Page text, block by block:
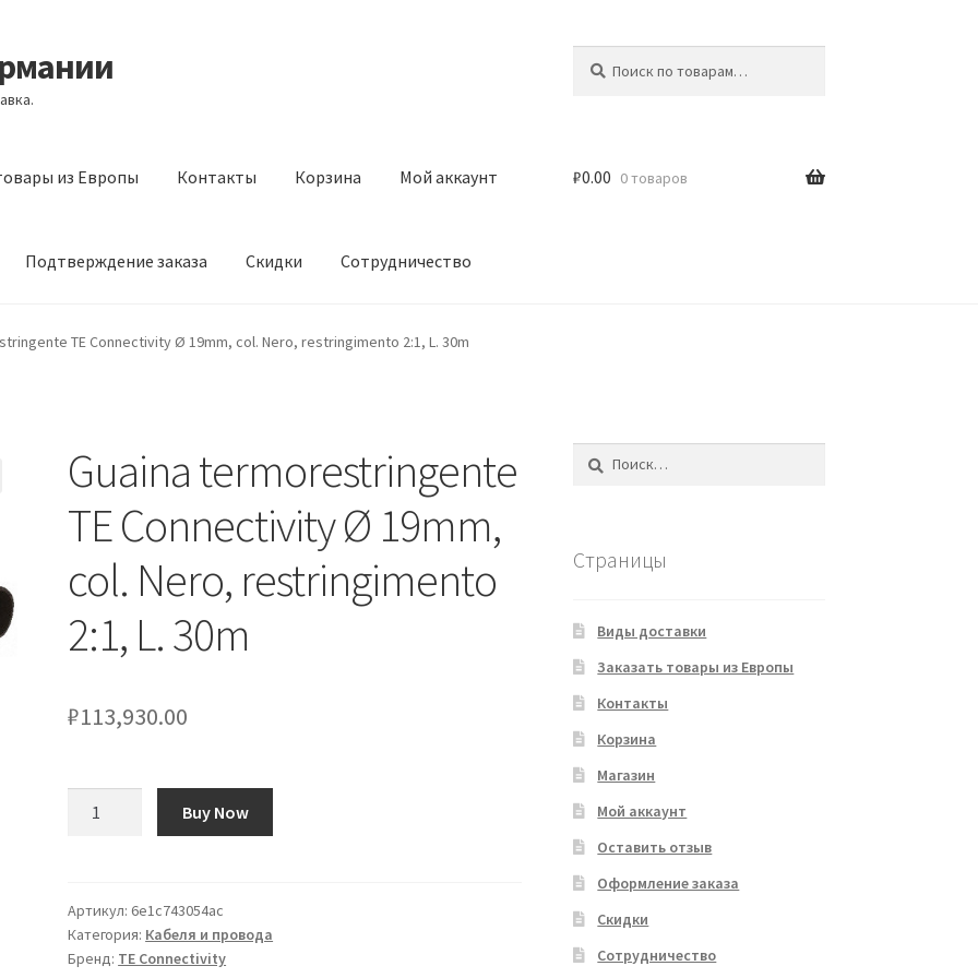
из Европы Контакты Корзина Мой аккаунт
Подтверждение заказа Скидки Сотрудничество
Контакты Корзина Мой аккаунт Оставить отзыв
₽0.00 0 товаров
TE Connectivity Ø 19mm, col. Nero, restringimento 2:1, L. 30m
Guaina termorestringente
TE Connectivity Ø 19mm,
col. Nero, restringimento
2:1, L. 30m
₽113,930.00
TE
Connectivity
Ø
Buy Now
Артикул: 6e1c743054ac
Категория: Кабеля и провода
Бренд: TE Connectivity
Страницы
Виды доставки
Заказать товары из Европы
Контакты
Корзина
Магазин
Мой аккаунт
Оставить отзыв
Оформление заказа
Скидки
Сотрудничество